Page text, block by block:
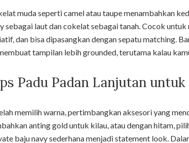
muda seperti camel atau taupe menambahkan
sebagai laut dan cokelat sebagai tanah. Cocok
dan bisa dipasangkan dengan sepatu matching.
tampilan lebih grounded, terutama kalau
Padu Padan Lanjutan
memilih warna, pertimbangkan aksesori yang
anting gold untuk kilau, atau dengan hitam,
baju navy sederhana menjadi statement look.